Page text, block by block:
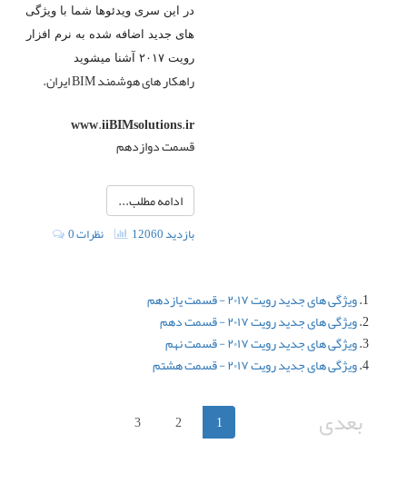
در این سری ویدئوها شما با ویژگی
های جدید اضافه شده به نرم افزار
رویت ۲۰۱۷ آشنا میشوید
راهکار های هوشمند BIM ایران.
www.iiBIMsolutions.ir
قسمت دوازدهم
ادامه مطلب...
0 نظرات 12060 بازدید
ویژگی های جدید رویت ۲۰۱۷ - قسمت یازدهم
ویژگی های جدید رویت ۲۰۱۷ - قسمت دهم
ویژگی های جدید رویت ۲۰۱۷ - قسمت نهم
ویژگی های جدید رویت ۲۰۱۷ - قسمت هشتم
1
2
3 بعدی